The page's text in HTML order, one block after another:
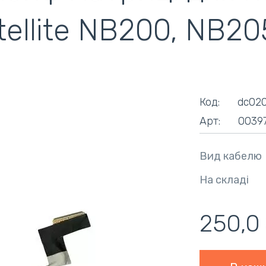
NB200,
Код:
Арт:
Вид кабелю
На складі
250,0